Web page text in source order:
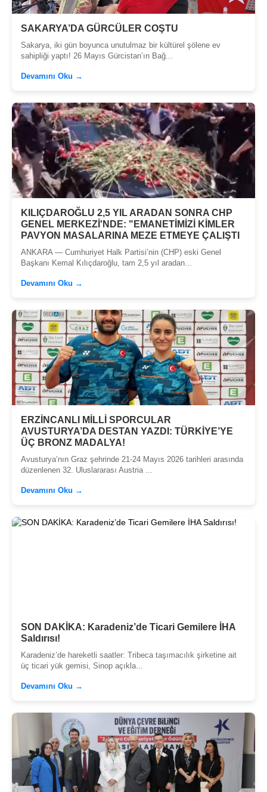
SAKARYA’DA GÜRCÜLER COŞTU
Sakarya, iki gün boyunca unutulmaz bir kültürel şölene ev
sahipliği yaptı! 26 Mayıs Gürcistan’ın Bağ...
Devamını Oku →
KILIÇDAROĞLU 2,5 YIL ARADAN SONRA CHP
GENEL MERKEZİ'NDE: "EMANETİMİZİ KİMLER
PAVYON MASALARINA MEZE ETMEYE ÇALIŞTI
ANKARA — Cumhuriyet Halk Partisi’nin (CHP) eski Genel
Başkanı Kemal Kılıçdaroğlu, tam 2,5 yıl aradan...
Devamını Oku →
ERZİNCANLI MİLLİ SPORCULAR
AVUSTURYA’DA DESTAN YAZDI: TÜRKİYE’YE
ÜÇ BRONZ MADALYA!
Avusturya’nın Graz şehrinde 21-24 Mayıs 2026 tarihleri arasında
düzenlenen 32. Uluslararası Austria ...
Devamını Oku →
SON DAKİKA: Karadeniz’de Ticari Gemilere İHA
Saldırısı!
Karadeniz’de hareketli saatler: Tribeca taşımacılık şirketine ait
üç ticari yük gemisi, Sinop açıkla...
Devamını Oku →